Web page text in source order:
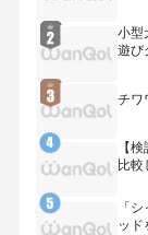
小型
遊び
チワ
【
比較
「
ッ